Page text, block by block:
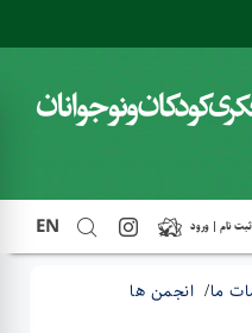
EN ثبت نام | ورود
ما
انجمن ها